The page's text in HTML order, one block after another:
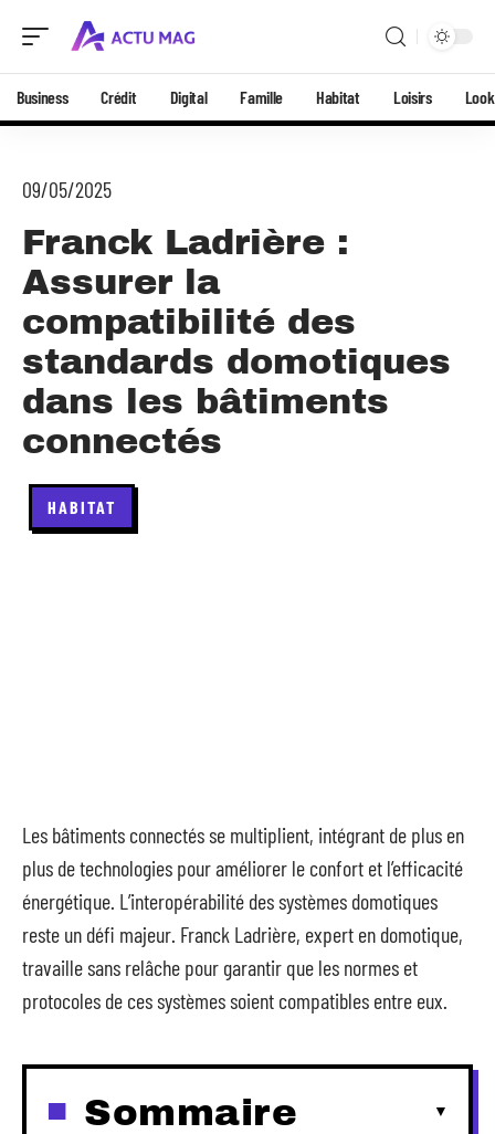
Business Crédit Digital Famille Habitat Loisirs Look
09/05/2025
Franck Ladrière :
Assurer la
compatibilité des
standards domotiques
dans les bâtiments
connectés
HABITAT
Les bâtiments connectés se multiplient, intégrant de plus en
plus de technologies pour améliorer le confort et l’efficacité
énergétique. L’interopérabilité des systèmes domotiques
reste un défi majeur. Franck Ladrière, expert en domotique,
travaille sans relâche pour garantir que les normes et
protocoles de ces systèmes soient compatibles entre eux.
Sommaire